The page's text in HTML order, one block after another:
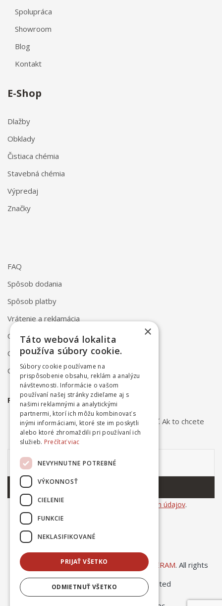
Spolupráca
Showroom
Blog
Kontakt
E-Shop
Dlažby
Obklady
Čistiaca chémia
Stavebná chémia
Výpredaj
Značky
FAQ
Spôsob dodania
Spôsob platby
Vrátenie a reklamácia
Odstúpenie od zmluvy online
Obchodné podmienky
Ochrana osobných údajov
PRIHLÁSTE SA NA ODBER NOVINIEK
Odber noviniek môžete kedykoľvek zrušiť. Ak to chcete
urobiť, kontaktujte nás.
Súhlasím so spracovaním osobných údajov.
© Copyright 2025Ing. Dušan Kováčik INCERAM. All rights
reserved. | created by
×
Táto webová lokalita
používa súbory cookie.
Súbory cookie používame na
prispôsobenie obsahu, reklám a analýzu
návštevnosti. Informácie o vašom
používaní našej stránky zdieľame aj s
našimi reklamnými a analytickými
partnermi, ktorí ich môžu kombinovať s
inými informáciami, ktoré ste im poskytli
alebo ktoré zhromaždili pri používaní ich
služieb. Prečítať viac
NEVYHNUTNE POTREBNÉ
VÝKONNOSŤ
CIELENIE
FUNKCIE
NEKLASIFIKOVANÉ
PRIJAŤ VŠETKO
ODMIETNUŤ VŠETKO